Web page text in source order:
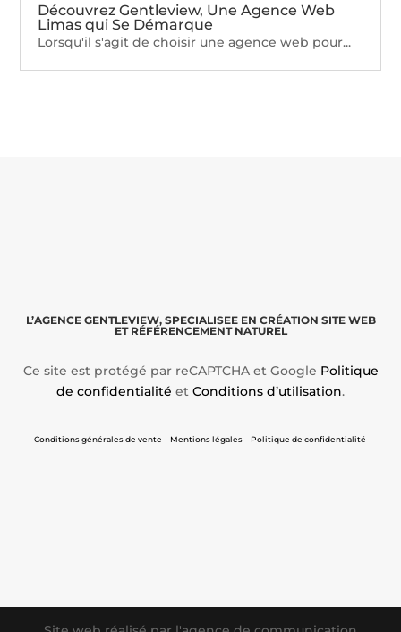
Découvrez Gentleview, Une Agence Web
Limas qui Se Démarque
Lorsqu'il s'agit de choisir une agence web pour...
L’AGENCE GENTLEVIEW, SPECIALISEE EN CRÉATION SITE WEB
ET RÉFÉRENCEMENT NATUREL
Ce site est protégé par reCAPTCHA et Google Politique
de confidentialité et Conditions d’utilisation.
Conditions générales de vente – Mentions légales – Politique de confidentialité